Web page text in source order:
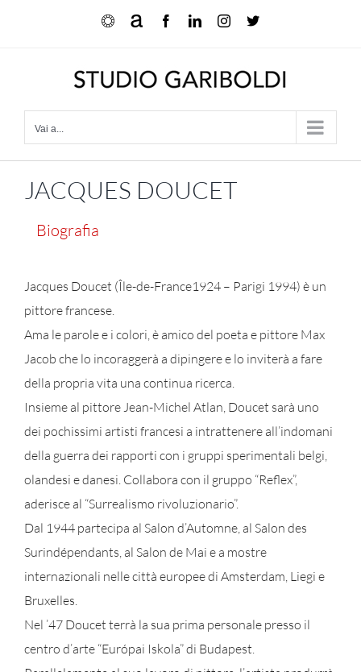
OculaArtnet FacebookLinkedInInstagram
X
Vai a...
JACQUES DOUCET
Biografia
Jacques Doucet (Île-de-France1924 – Parigi 1994) è un
pittore francese.
Ama le parole e i colori, è amico del poeta e pittore Max
Jacob che lo incoraggerà a dipingere e lo inviterà a fare
della propria vita una continua ricerca.
Insieme al pittore Jean-Michel Atlan, Doucet sarà uno
dei pochissimi artisti francesi a intrattenere all’indomani
della guerra dei rapporti con i gruppi sperimentali belgi,
olandesi e danesi. Collabora con il gruppo “Reflex”,
aderisce al “Surrealismo rivoluzionario”.
Dal 1944 partecipa al Salon d’Automne, al Salon des
Surindépendants, al Salon de Mai e a mostre
internazionali nelle città europee di Amsterdam, Liegi e
Bruxelles.
Nel ’47 Doucet terrà la sua prima personale presso il
centro d’arte “Európai Iskola” di Budapest.